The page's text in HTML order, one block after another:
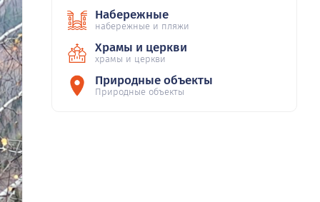
Набережные
набережные и пляжи
Храмы и церкви
храмы и церкви
Природные объекты
Природные объекты